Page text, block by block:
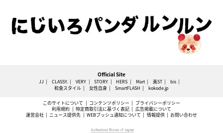
Official Site
JJ CLASSY. VERY STORY HERS Mart 美ST
bis
和食スタイル
女性自身 SmartFLASH kokode.jp
このサイトについて コンテンツポリシー
プライバシーポリシー
利用規約
特定商取引法に基づく表記
広告掲載について
運営会社
ニュース提供先 WEBプッシュ通知について 情報提供 お問い合わせ